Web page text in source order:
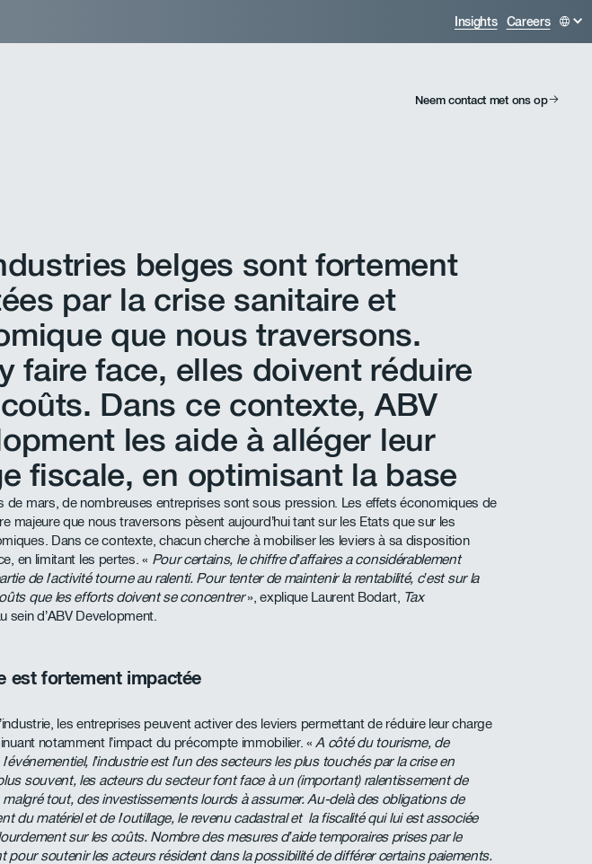
Insights Careers
Neem contact met ons op
belges sont fortement
par la crise sanitaire et
que nous traversons.
faire face, elles doivent réduire
Dans ce contexte, ABV
les aide à alléger leur
fiscale, en optimisant la base
de mars, de nombreuses entreprises sont sous pression. Les effets économiques de
majeure que nous traversons pèsent aujourd’hui tant sur les Etats que sur les
Dans ce contexte, chacun cherche à mobiliser les leviers à sa disposition
en limitant les pertes. « Pour certains, le chiffre d’affaires a considérablement
de l’activité tourne au ralenti. Pour tenter de maintenir la rentabilité, c’est sur la
que les efforts doivent se concentrer», explique Laurent Bodart, Tax
sein d’ABV Development.
est fortement impactée
les entreprises peuvent activer des leviers permettant de réduire leur charge
notamment l’impact du précompte immobilier. «A côté du tourisme, de
l’événementiel, l’industrie est l’un des secteurs les plus touchés par la crise en
souvent, les acteurs du secteur font face à un (important) ralentissement de
malgré tout, des investissements lourds à assumer. Au-delà des obligations de
du matériel et de l’outillage, le revenu cadastral et la fiscalité qui lui est associée
sur les coûts. Nombre des mesures d’aide temporaires prises par le
pour soutenir les acteurs résident dans la possibilité de différer certains paiements.